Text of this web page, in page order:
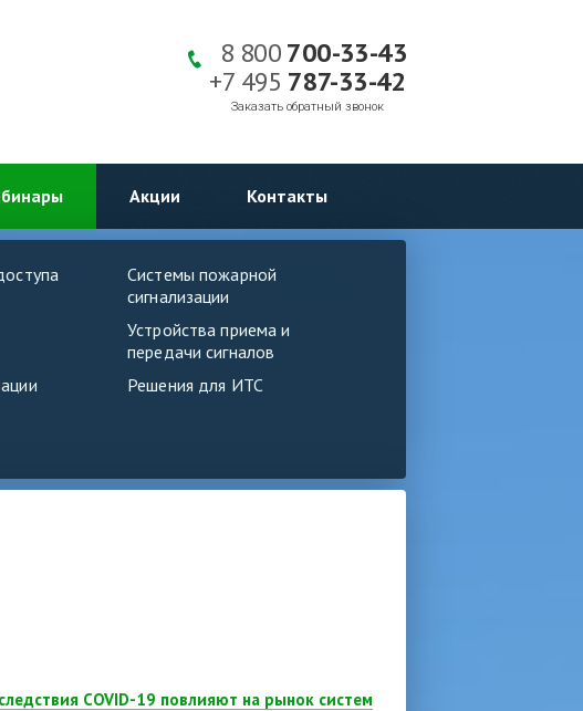
8 800700-33-43
+7 495 787-33-42
Заказать обратный звонок
Акции Контакты
Системы пожарной
сигнализации
Устройства приема и
передачи сигналов
Решения для ИТС
COVID-19 повлияют на рынок систем